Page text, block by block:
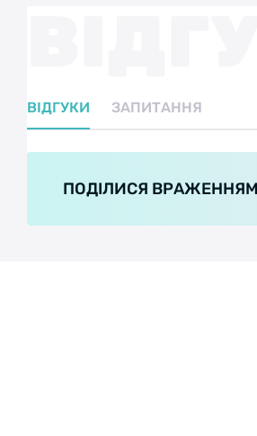
ВІДГУКИ ЗАПИТАННЯ
ПОДІЛИСЯ